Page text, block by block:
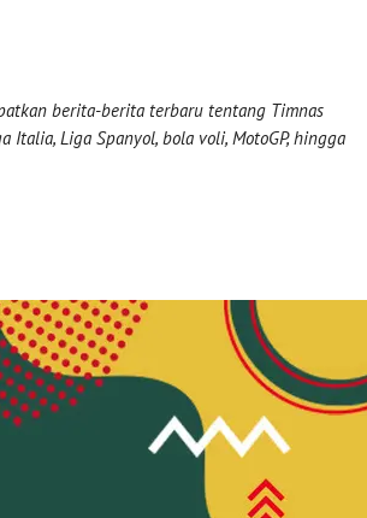
berita-berita terbaru tentang Timnas
Italia, Liga Spanyol, bola voli, MotoGP, hingga